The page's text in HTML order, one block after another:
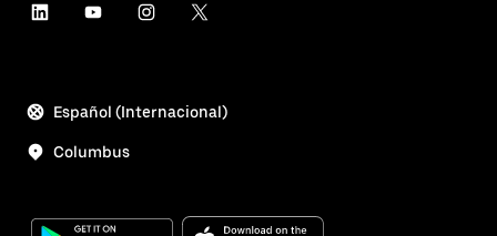
Español (Internacional)
Columbus